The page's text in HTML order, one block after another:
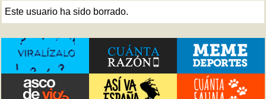
Este usuario ha sido borrado.